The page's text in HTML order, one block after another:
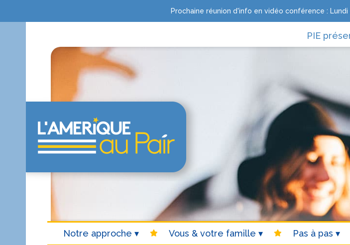
Prochaine réunion d'info en vidéo conférence : Lundi
Notre approche Vous & votre famille Pas à pas